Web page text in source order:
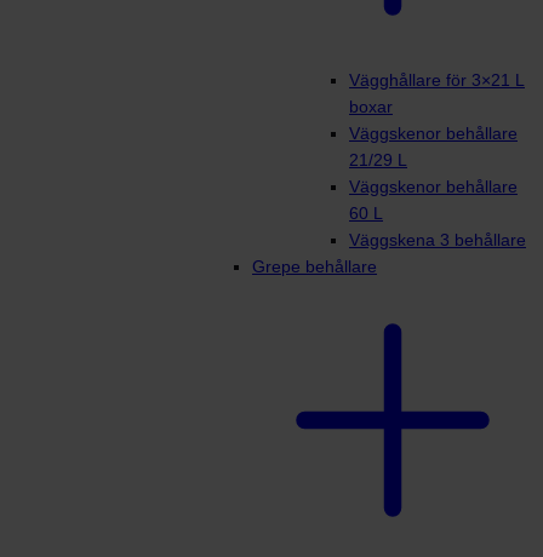
Vägghållare för 3×21 L
boxar
Väggskenor behållare
21/29 L
Väggskenor behållare
60 L
Väggskena 3 behållare
Grepe behållare